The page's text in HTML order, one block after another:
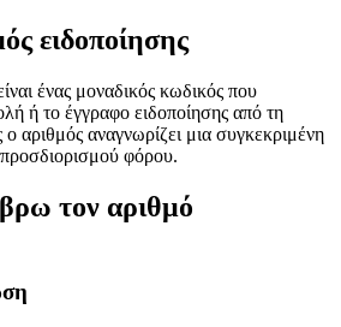
ειδοποίησης
ένας μοναδικός κωδικός που
ή το έγγραφο ειδοποίησης από τη
αριθμός αναγνωρίζει μια συγκεκριμένη
φόρου.
τον αριθμό